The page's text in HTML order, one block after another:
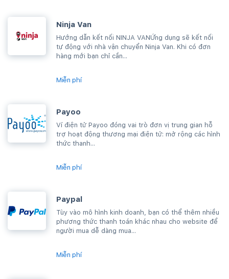
Ninja Van
Hướng dẫn kết nối NINJA VANỨng dụng sẽ kết nối
tự động với nhà vận chuyển Ninja Van. Khi có đơn
hàng mới bạn chỉ cần...
Miễn phí
Payoo
Ví điện tử Payoo đóng vai trò đơn vị trung gian hỗ
trợ hoạt động thương mại điện tử: mở rộng các hình
thức thanh...
Miễn phí
Paypal
Tùy vào mô hình kinh doanh, bạn có thể thêm nhiều
phương thức thanh toán khác nhau cho website để
người mua dễ dàng mua...
Miễn phí